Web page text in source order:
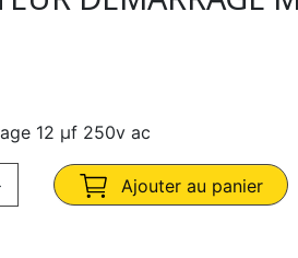
12 µf 250v ac
Ajouter au panier